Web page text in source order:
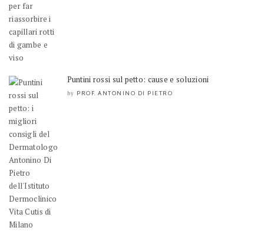
Puntini rossi sul petto: cause e soluzioni
by PROF. ANTONINO DI PIETRO